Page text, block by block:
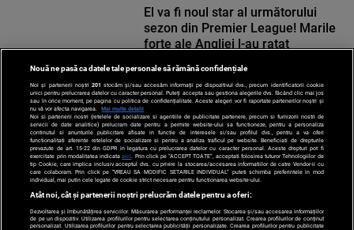
SPORT
El va fi noul star al următorului
sezon din Premier League! Marile
forțe ale Angliei l-au ratat
Nouă ne pasă ca datele tale personale să rămână confidențiale
Noi și partenerii noștri 201 stocăm și/sau accesăm informații pe dispozitivul dvs., precum identificatorii cookie
unici pentru prelucrarea datelor cu caracter personal. Puteți accepta sau gestiona alegerile dvs. făcând clic mai jos
sau în orice moment, pe pagina cu politica de confidențialitate. Aceste alegeri vor fi raportate partenerilor noștri și
nu vă vor afecta navigarea.
Mai multe detalii
Noi si partenerii nostri (retelele de socializare si agentiile de publicitate partenere, precum si furnizorii nostri de
servicii de date analitice) prelucram date pentru a permite website-ului sa functioneze, pentru a personaliza
continutul si anunturile publicitare afisate in functie de interesele si/sau profilul dvs., pentru a va oferi
functionalitati aferente retelelor de socializare si pentru a analiza traficul pe website. Beneficiati de drepturile
prevazute de art. 15-22 din GDPR in legatura cu prelucrarea datelor cu caracter personal. Aceste drepturi pot fi
exercitate prin modalitatea indicataaici . Prin click pe “ACCEPT TOATE”, acceptati folosirea tuturor Tehnologiilor de
tip Cookie, care implica inclusiv acceptul dvs. cu privire la stocarea/accesarea informatiilor de catre Vendor-ii cu
care colaboram. Prin click pe “VREAU SA MODIFIC SETARILE INDIVIDUAL” puteti schimba preferintele in mod
individual, mai putin cele legate de cookie strict necesare pentru functionarea website-ului.
Atât noi, cât și partenerii noștri prelucrăm datele pentru a oferi:
Dezvoltarea și îmbunătățirea serviciilor. Măsurarea performanței reclamelor. Stocarea și/sau accesarea informațiilor
de pe un dispozitiv. Utilizarea profilurilor pentru selectarea conținutului personalizat. Crearea profilurilor de conținut
personalizat. Utilizarea profilurilor pentru selectarea publicității personalizate. Crearea profilurilor pentru publicitate